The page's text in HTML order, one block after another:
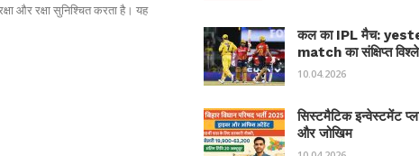
और रक्षा सुनिश्चित करता है। यह
कल का IPL मैच:
match का संक्षिप्त
10.04.2026
सिस्टमैटिक इन्वेस्टमेंट
और जोखिम